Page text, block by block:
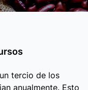
tercio de los
anualmente. Esto